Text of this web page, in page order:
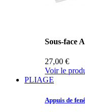
Sous-face
27,00 €
Voir le
PLIAGE
Appuis de